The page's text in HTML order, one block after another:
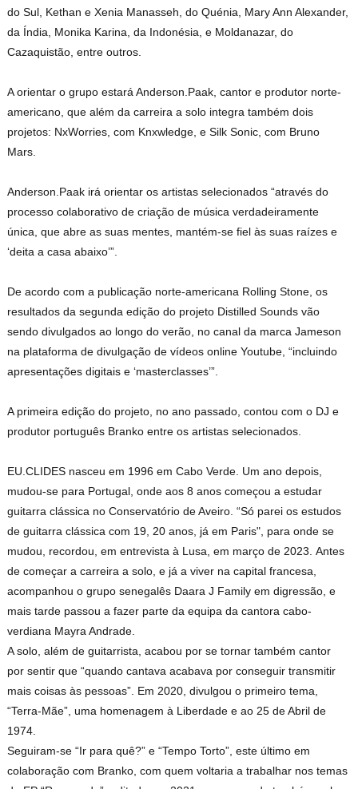
do Sul, Kethan e Xenia Manasseh, do Quénia, Mary Ann Alexander,
da Índia, Monika Karina, da Indonésia, e Moldanazar, do
Cazaquistão, entre outros.
A orientar o grupo estará Anderson.Paak, cantor e produtor norte-
americano, que além da carreira a solo integra também dois
projetos: NxWorries, com Knxwledge, e Silk Sonic, com Bruno
Mars.
Anderson.Paak irá orientar os artistas selecionados “através do
processo colaborativo de criação de música verdadeiramente
única, que abre as suas mentes, mantém-se fiel às suas raízes e
‘deita a casa abaixo’”.
De acordo com a publicação norte-americana Rolling Stone, os
resultados da segunda edição do projeto Distilled Sounds vão
sendo divulgados ao longo do verão, no canal da marca Jameson
na plataforma de divulgação de vídeos online Youtube, “incluindo
apresentações digitais e ‘masterclasses’”.
A primeira edição do projeto, no ano passado, contou com o DJ e
produtor português Branko entre os artistas selecionados.
EU.CLIDES nasceu em 1996 em Cabo Verde. Um ano depois,
mudou-se para Portugal, onde aos 8 anos começou a estudar
guitarra clássica no Conservatório de Aveiro. “Só parei os estudos
de guitarra clássica com 19, 20 anos, já em Paris", para onde se
mudou, recordou, em entrevista à Lusa, em março de 2023.Antes
de começar a carreira a solo, e já a viver na capital francesa,
acompanhou o grupo senegalês Daara J Family em digressão, e
mais tarde passou a fazer parte da equipa da cantora cabo-
verdiana Mayra Andrade.
A solo, além de guitarrista, acabou por se tornar também cantor
por sentir que “quando cantava acabava por conseguir transmitir
mais coisas às pessoas”. Em 2020, divulgou o primeiro tema,
“Terra-Mãe”, uma homenagem à Liberdade e ao 25 de Abril de
1974.
Seguiram-se “Ir para quê?” e “Tempo Torto”, este último em
colaboração com Branko, com quem voltaria a trabalhar nos temas